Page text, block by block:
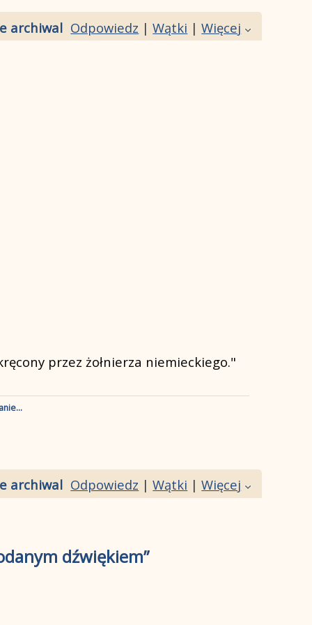
Odpowiedz |Wątki |Więcej
archiwalne filmy]
przez żołnierza niemieckiego."
Odpowiedz |Wątki |Więcej
archiwalne filmy]
dźwiękiem”